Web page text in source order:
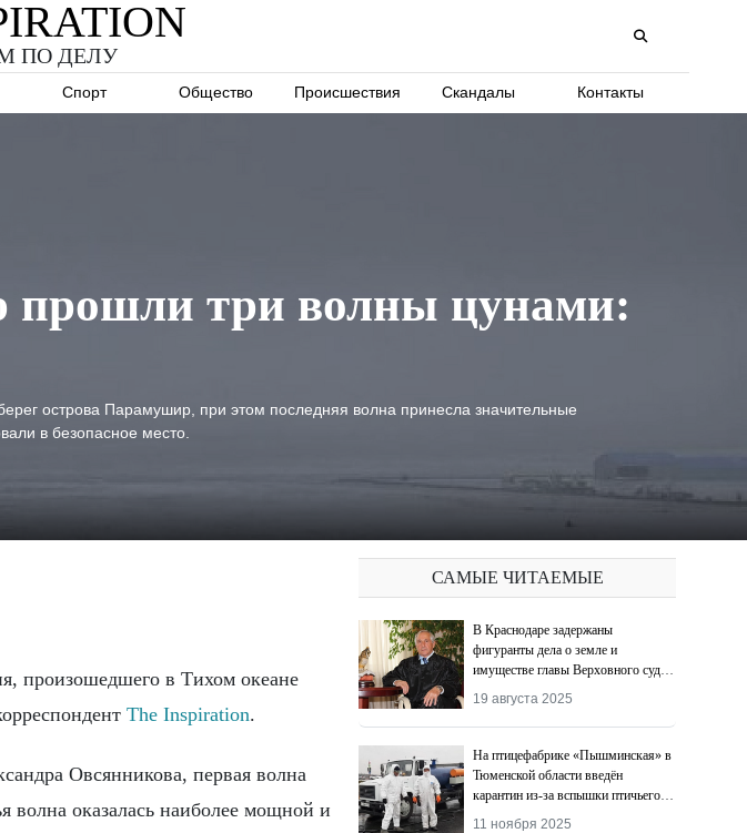
ПО ДЕЛУ
Спорт Общество Происшествия Скандалы Контакты
прошли три волны цунами:
острова Парамушир, при этом последняя волна принесла значительные
в безопасное место.
The Inspiration.
Овсянникова, первая волна
волна оказалась наиболее мощной и
САМЫЕ ЧИТАЕМЫЕ
В Краснодаре задержаны
фигуранты дела о земле и
имуществе главы Верховного суда
Адыгеи
19 августа 2025
На птицефабрике «Пышминская» в
Тюменской области введён
карантин из-за вспышки птичьего
гриппа
11 ноября 2025